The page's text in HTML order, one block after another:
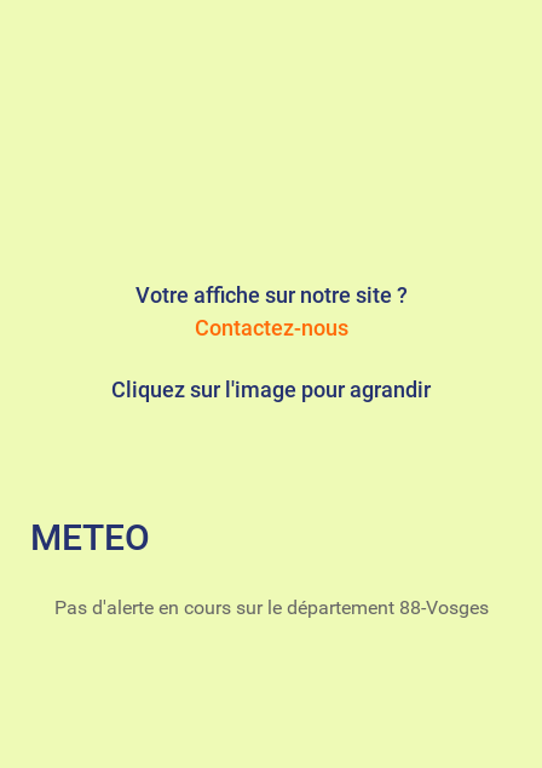
Votre affiche sur notre site ?
Contactez-nous
Cliquez sur l'image pour agrandir
METEO
Pas d'alerte en cours sur le département 88-Vosges